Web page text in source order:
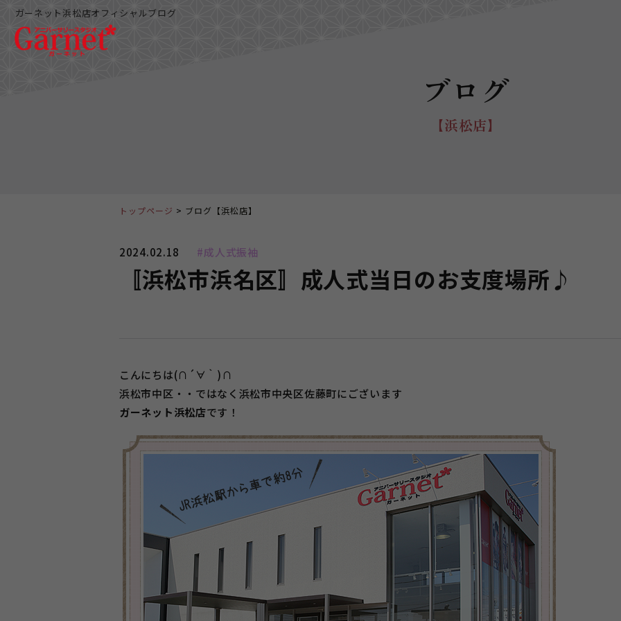
ガーネット浜松店オフィシャルブログ
ブログ
【浜松店】
2024.02.18 #成人式振袖
〚浜松市浜名区〛成人式当日のお支度場所♪
こんにちは(∩´∀｀)∩
浜松市中区・・ではなく浜松市中央区佐藤町にございます
ガーネット浜松店です！
トップページ ブログ【浜松店】